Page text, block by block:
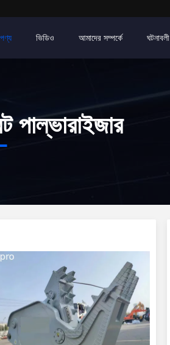
পণ্য ভিডিও আমাদের সম্পর্কে ঘটনাবলী
পাল্ভারাইজার